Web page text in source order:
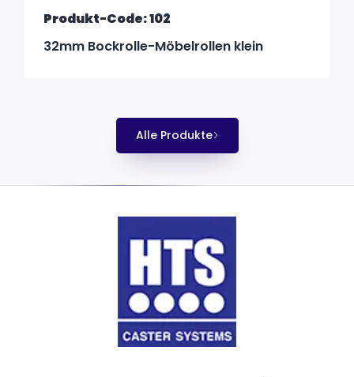
Produkt-Code: 102
32mm Bockrolle-Möbelrollen klein
Alle Produkte